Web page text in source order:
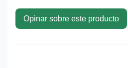
Opinar sobre este producto